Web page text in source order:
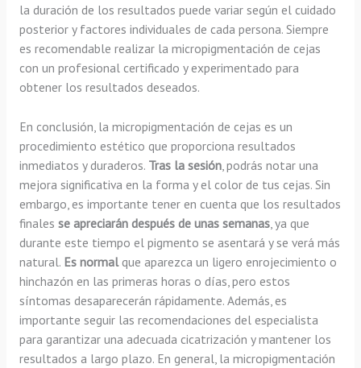
la duración de los resultados puede variar según el cuidado
posterior y factores individuales de cada persona. Siempre
es recomendable realizar la micropigmentación de cejas
con un profesional certificado y experimentado para
obtener los resultados deseados.
En conclusión, la micropigmentación de cejas es un
procedimiento estético que proporciona resultados
inmediatos y duraderos. Tras la sesión, podrás notar una
mejora significativa en la forma y el color de tus cejas. Sin
embargo, es importante tener en cuenta que los resultados
finales se apreciarán después de unas semanas, ya que
durante este tiempo el pigmento se asentará y se verá más
natural. Es normalque aparezca un ligero enrojecimiento o
hinchazón en las primeras horas o días, pero estos
síntomas desaparecerán rápidamente. Además, es
importante seguir las recomendaciones del especialista
para garantizar una adecuada cicatrización y mantener los
resultados a largo plazo. En general, la micropigmentación